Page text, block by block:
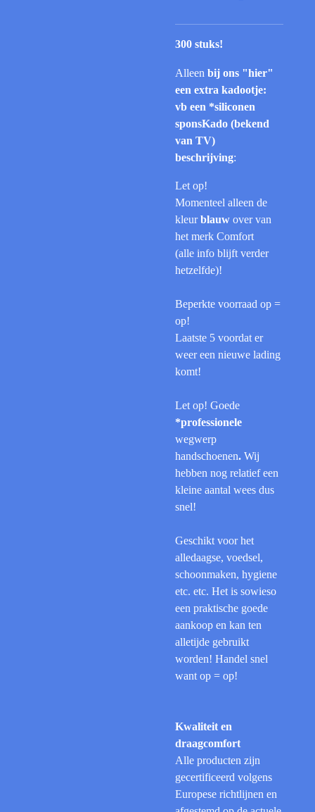
300 stuks!
Alleen bij ons "hier"
een extra kadootje:
vb een *siliconen
sponsKado (bekend
van TV)
beschrijving:
Let op!
Momenteel alleen de
kleurblauw over van
het merk Comfort
(alle info blijft verder
hetzelfde)!
Beperkte voorraad op =
op!
Laatste 5 voordat er
weer een nieuwe lading
komt!
Let op! Goede
*professionele
wegwerp
handschoenen. Wij
hebben nog relatief een
kleine aantal wees dus
snel!
Geschikt voor het
alledaagse, voedsel,
schoonmaken, hygiene
etc. etc. Het is sowieso
een praktische goede
aankoop en kan ten
alletijde gebruikt
worden! Handel snel
want op = op!
Kwaliteit en
draagcomfort
Alle producten zijn
gecertificeerd volgens
Europese richtlijnen en